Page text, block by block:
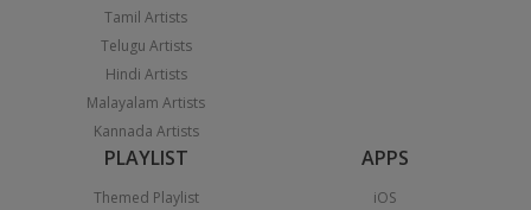
Tamil Artists
Telugu Artists
Hindi Artists
Malayalam Artists
Kannada Artists
PLAYLIST
Themed Playlist
APPS
iOS